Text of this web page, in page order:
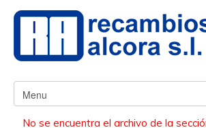
No se encuentra el archivo de la